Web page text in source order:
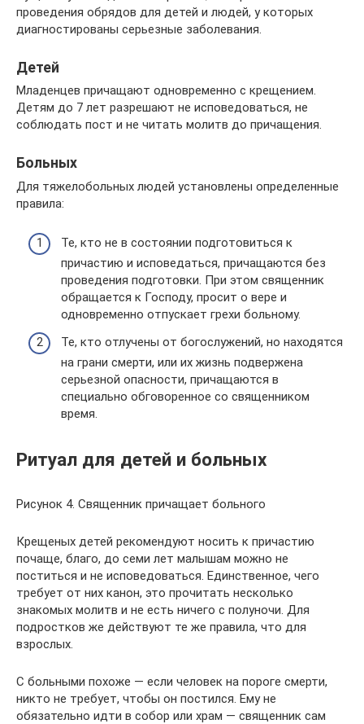
проведения обрядов для детей и людей, у которых
диагностированы серьезные заболевания.
Детей
Младенцев причащают одновременно с крещением.
Детям до 7 лет разрешают не исповедоваться, не
соблюдать пост и не читать молитв до причащения.
Больных
Для тяжелобольных людей установлены определенные
правила:
Те, кто не в состоянии подготовиться к
причастию и исповедаться, причащаются без
проведения подготовки. При этом священник
обращается к Господу, просит о вере и
одновременно отпускает грехи больному.
Те, кто отлучены от богослужений, но находятся
на грани смерти, или их жизнь подвержена
серьезной опасности, причащаются в
специально обговоренное со священником
время.
Ритуал для детей и больных
Рисунок 4. Священник причащает больного
Крещеных детей рекомендуют носить к причастию
почаще, благо, до семи лет малышам можно не
поститься и не исповедоваться. Единственное, чего
требует от них канон, это прочитать несколько
знакомых молитв и не есть ничего с полуночи. Для
подростков же действуют те же правила, что для
взрослых.
С больными похоже — если человек на пороге смерти,
никто не требует, чтобы он постился. Ему не
обязательно идти в собор или храм — священник сам